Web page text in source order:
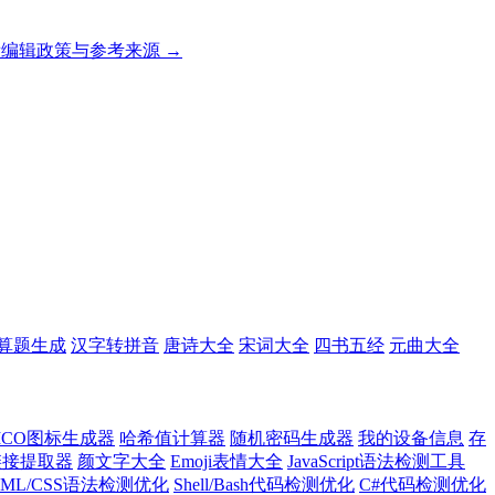
辑政策与参考来源 →
题生成 汉字转拼音 唐诗大全 宋词大全 四书五经 元曲大全
图标生成器 哈希值计算器 随机密码生成器 我的设备信息 存
提取器 颜文字大全 Emoji表情大全 JavaScript语法检测工具
CSS语法检测优化 Shell/Bash代码检测优化 C#代码检测优化